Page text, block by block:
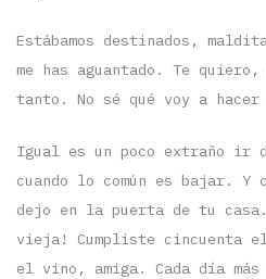
Estábamos destinados,
me has aguantado. Te
tanto. No sé qué voy a hacer
Igual es un poco extraño ir
cuando lo común es bajar. Y
dejo en la puerta de tu
vieja! Cumpliste cincuenta el
el vino, amiga. Cada día más